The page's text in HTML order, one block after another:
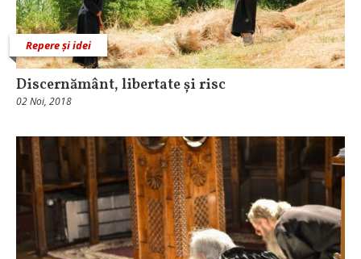
Repere și idei
Discernământ, libertate și risc
02 Noi, 2018